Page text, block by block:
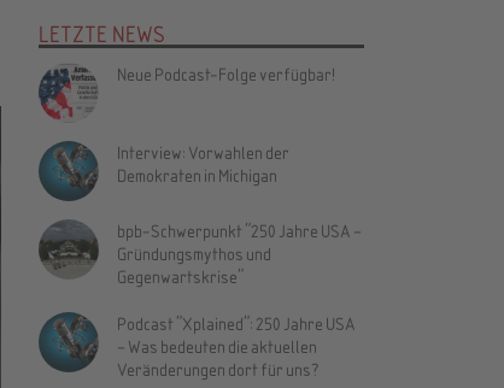
LETZTE NEWS
Neue Podcast-Folge verfügbar!
Interview: Vorwahlen der
Demokraten in Michigan
bpb-Schwerpunkt "250 Jahre USA –
Gründungsmythos und
Gegenwartskrise"
Podcast "Xplained": 250 Jahre USA
– Was bedeuten die aktuellen
Veränderungen dort für uns?